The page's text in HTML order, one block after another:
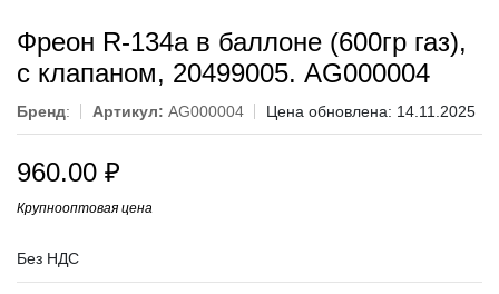
Фреон R-134a в баллоне (600гр газ),
с клапаном, 20499005. AG000004
Бренд: Артикул: AG000004 Цена обновлена: 14.11.2025
960.00 ₽
Крупнооптовая цена
Без НДС